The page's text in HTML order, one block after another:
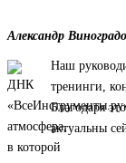
Александр
Наш
тренинги,
Благодаря
актуальны